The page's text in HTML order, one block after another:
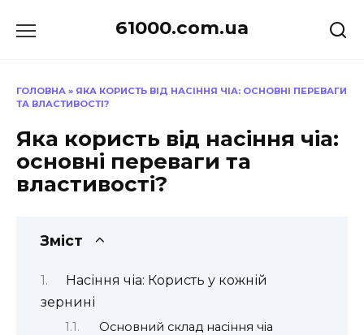
до
61000.com.ua
ГОЛОВНА » ЯКА КОРИСТЬ ВІД НАСІННЯ ЧІА: ОСНОВНІ ПЕРЕВАГИ
ТА ВЛАСТИВОСТІ?
Яка користь від насіння чіа:
основні переваги та
властивості?
Зміст
Насіння чіа: Користь у кожній
зернині
Основний склад насіння чіа